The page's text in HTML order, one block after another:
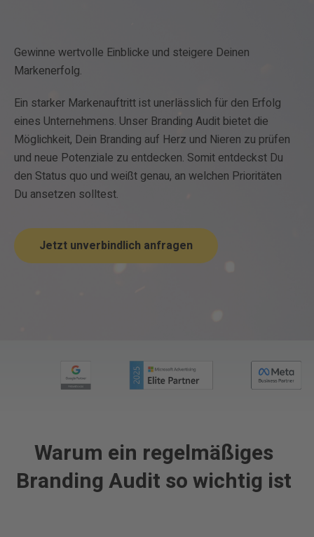
Gewinne wertvolle Einblicke und steigere Deinen
Markenerfolg.
Ein starker Markenauftritt ist unerlässlich für den Erfolg
eines Unternehmens. Unser Branding Audit bietet die
Möglichkeit, Dein Branding auf Herz und Nieren zu prüfen
und neue Potenziale zu entdecken. Somit entdeckst Du
den Status quo und weißt genau, an welchen Prioritäten
Du ansetzen solltest.
Jetzt unverbindlich anfragen
Warum ein regelmäßiges
Branding Audit so wichtig ist